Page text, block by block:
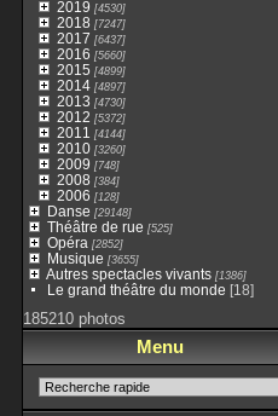
2019 [4530]
2018 [7247]
2017 [6437]
2016 [5660]
2015 [4899]
2014[4897]
2013 [4730]
2012 [5372]
2011 [4144]
2010[3260]
2009 [748]
2008 [384]
2006 [128]
Danse [29148]
Théâtre de rue [525]
Opéra [2852]
Musique [3655]
Autres spectacles vivants[1386]
Le grand théâtre du monde [18]
185210 photos
Menu